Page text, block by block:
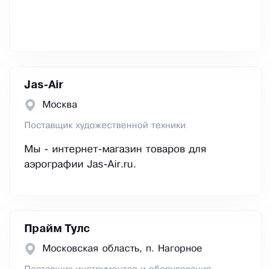
Jas-Air
Москва
Поставщик художественной техники
Мы - интернет-магазин товаров для
аэрографии Jas-Air.ru.
Прайм Тулс
Московская область, п. Нагорное